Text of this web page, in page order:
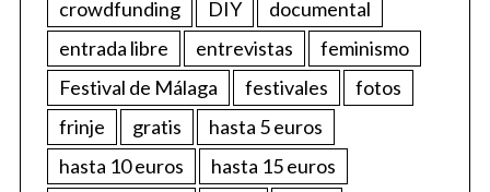
crowdfunding
DIY
documental
entrada libre
entrevistas
feminismo
Festival de Málaga
festivales
fotos
frinje
gratis
hasta 5 euros
hasta 10 euros
hasta 15 euros